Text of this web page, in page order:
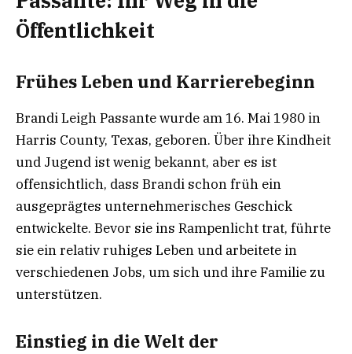
Öffentlichkeit
Frühes Leben und Karrierebeginn
Brandi Leigh Passante wurde am 16. Mai 1980 in
Harris County, Texas, geboren. Über ihre Kindheit
und Jugend ist wenig bekannt, aber es ist
offensichtlich, dass Brandi schon früh ein
ausgeprägtes unternehmerisches Geschick
entwickelte. Bevor sie ins Rampenlicht trat, führte
sie ein relativ ruhiges Leben und arbeitete in
verschiedenen Jobs, um sich und ihre Familie zu
unterstützen.
Einstieg in die Welt der